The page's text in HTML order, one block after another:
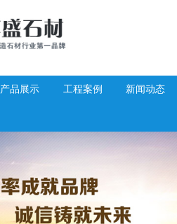
产品展示 工程案例 新闻动态